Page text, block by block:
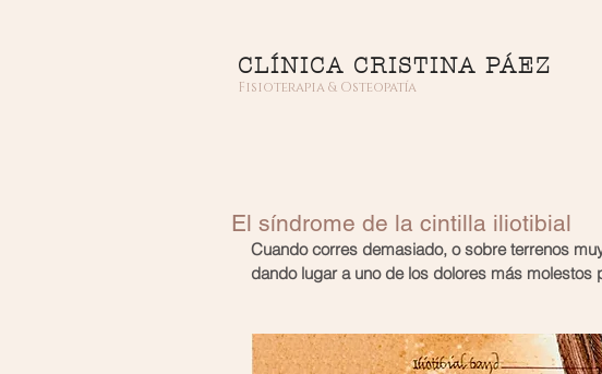
CLÍNICA CRISTINA PÁEZ
Fisioterapia & Osteopatía
El síndrome de la cintilla iliotibial
Cuando corres demasiado, o sobre terrenos
dando lugar a uno de los dolores más molestos